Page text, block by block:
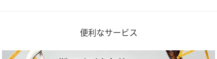
便利なサービス